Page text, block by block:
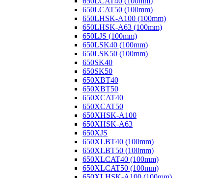
650LCAT50 (100mm)
650LHSK-A100 (100mm)
650LHSK-A63 (100mm)
650LJS (100mm)
650LSK40 (100mm)
650LSK50 (100mm)
650SK40
650SK50
650XBT40
650XBT50
650XCAT40
650XCAT50
650XHSK-A100
650XHSK-A63
650XJS
650XLBT40 (100mm)
650XLBT50 (100mm)
650XLCAT40 (100mm)
650XLCAT50 (100mm)